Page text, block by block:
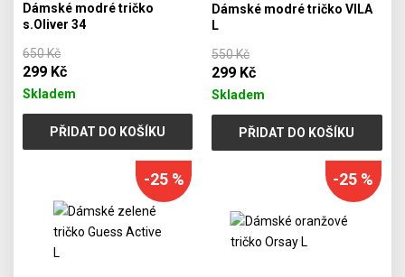
Dámské modré tričko
s.Oliver 34
650 Kč
299 Kč
Skladem
PŘIDAT DO KOŠÍKU
Dámské modré tričko VILA
L
550 Kč
299 Kč
Skladem
PŘIDAT DO KOŠÍKU
-25 % -25 %